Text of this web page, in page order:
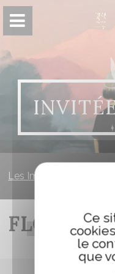
Les Imaginales
FLORENT
Panneau de gestion des
Ce
le
que